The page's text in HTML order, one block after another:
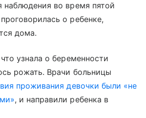
наблюдения во время пятой
о ребенке,
дома.
узнала о беременности
рожать. Врачи больницы
проживания девочки были «не
, и направили ребенка в